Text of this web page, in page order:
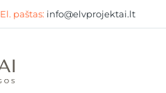
El. paštas: info@elvprojektai.lt